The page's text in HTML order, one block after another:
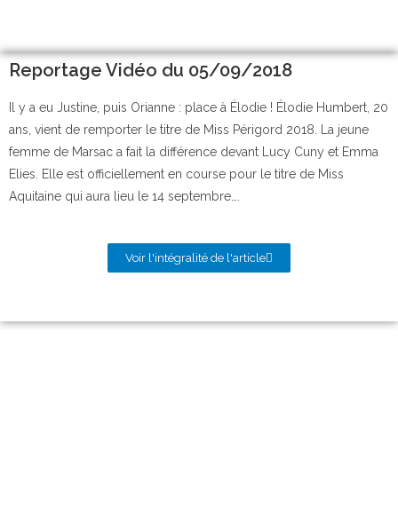
Reportage Vidéo du 05/09/2018
Il y a eu Justine, puis Orianne : place à Élodie ! Élodie Humbert, 20
ans, vient de remporter le titre de Miss Périgord 2018. La jeune
femme de Marsac a fait la différence devant Lucy Cuny et Emma
Elies. Elle est officiellement en course pour le titre de Miss
Aquitaine qui aura lieu le 14 septembre….
Voir l'intégralité de l'article